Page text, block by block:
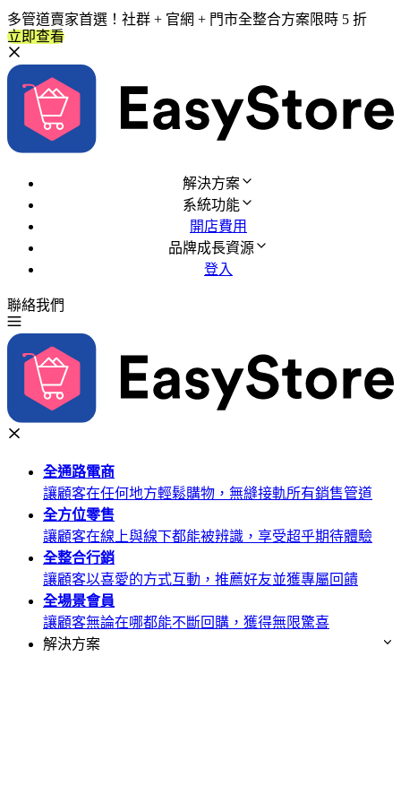
多管道賣家首選！社群 + 官網 + 門市全整合方案限時 5 折
立即查看
解決方案
系統功能
開店費用
品牌成長資源
登入
聯絡我們
全通路電商
讓顧客在任何地方輕鬆購物，無縫接軌所有銷售管道
全方位零售
讓顧客在線上與線下都能被辨識，享受超乎期待體驗
全整合行銷
讓顧客以喜愛的方式互動，推薦好友並獲專屬回饋
全場景會員
讓顧客無論在哪都能不斷回購，獲得無限驚喜
解決方案